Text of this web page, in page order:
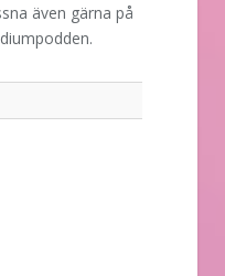
även gärna på